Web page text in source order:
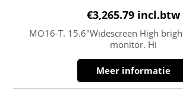
€3,265.79 incl.btw
MO16-T. 15.6″Widescreen High
monitor. Hi
Meer informatie